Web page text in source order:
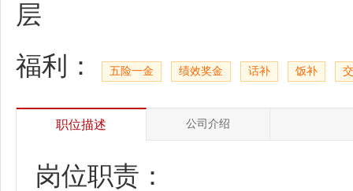
层
福利：
五险一金 绩效奖金 话补 饭补
职位描述 公司介绍
岗位职责：